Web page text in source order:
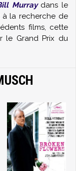
Murraydans le
à la recherche de
films, cette
le Grand Prix du